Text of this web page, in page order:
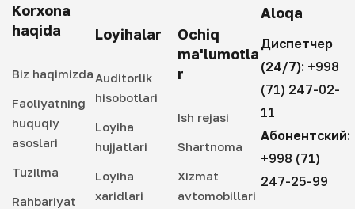
Korxona
haqida
Biz haqimizda
Faoliyatning
huquqiy
asoslari
Tuzilma
Rahbariyat
Loyihalar
Auditorlik
hisobotlari
Loyiha
hujjatlari
Loyiha
xaridlari
Ochiq
ma'lumotla
r
Ish rejasi
Shartnoma
Xizmat
avtomobillari
Aloqa
Диспетчер
(24/7): +998
(71) 247-02-
11
Абонентский:
+998 (71)
247-25-99